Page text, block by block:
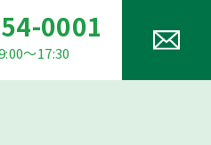
0001
～17:30